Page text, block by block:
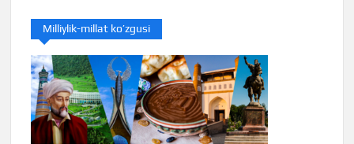
Milliylik-millat ko’zgusi